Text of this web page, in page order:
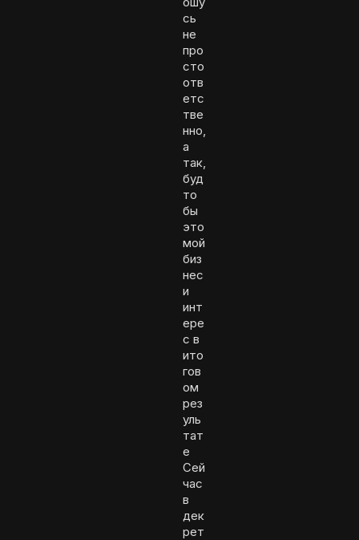
сь
не
про
сто
отв
етс
тве
нно,
а
так,
буд
то
бы
это
мой
биз
нес
и
инт
ере
с в
ито
гов
ом
рез
уль
тат
е
Сей
час
в
дек
рет